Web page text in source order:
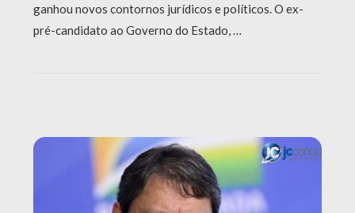
ganhou novos contornos jurídicos e políticos. O ex-
pré-candidato ao Governo do Estado, …